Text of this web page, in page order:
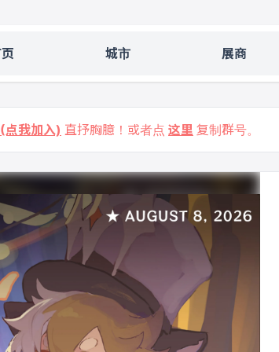
城市 展商
我加入) 直抒胸臆！或者点 这里 复制群号。